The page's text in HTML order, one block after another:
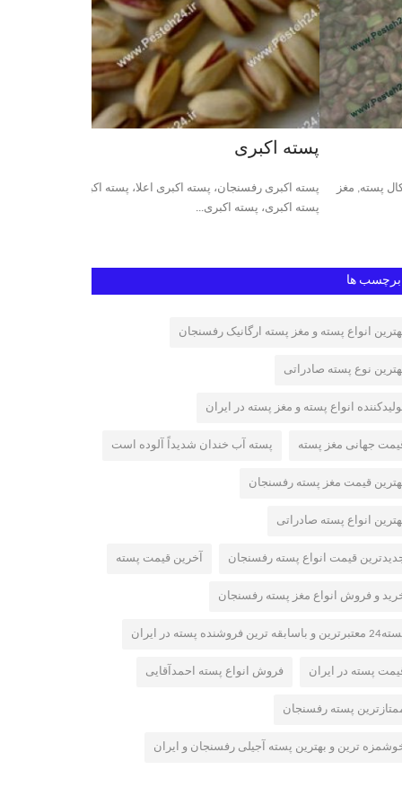
اکبری رفسنجان، پسته اکبری اعلا، پسته اکبری ممتاز، فروش
اکبری، پسته اکبری...
برچسب ها
انواع پسته و مغز پسته ارگانیک رفسنجان
نوع پسته صادراتی
انواع پسته و مغز پسته در ایران
جهانی مغز پسته پسته آب خندان شدیداً آلوده است
قیمت مغز پسته رفسنجان
انواع پسته صادراتی
قیمت انواع پسته رفسنجان آخرین قیمت پسته
و فروش انواع مغز پسته رفسنجان
و باسابقه ترین فروشنده پسته در ایران
پسته در ایران فروش انواع پسته احمدآقایی
پسته رفسنجان
ترین و بهترین پسته آجیلی رفسنجان و ایران